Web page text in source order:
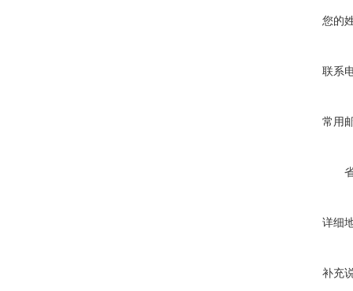
您的
联系
常用
详细
补充